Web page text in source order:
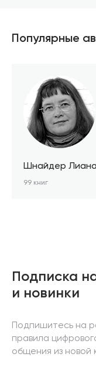
Популярные
Шнайдер Лиана
99 книг
Подписка
и новинки
Подпишитесь на
правила
общения из новой